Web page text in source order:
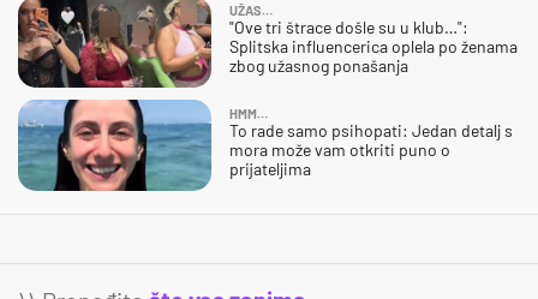
UŽAS…
"Ove tri štrace došle su u klub…":
Splitska influencerica oplela po ženama
zbog užasnog ponašanja
HMM…
To rade samo psihopati: Jedan detalj s
mora može vam otkriti puno o
prijateljima